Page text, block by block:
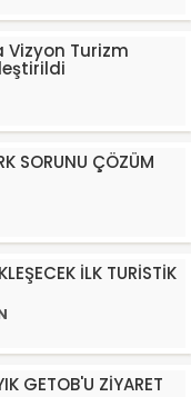
Vizyon Turizm
SORUNU ÇÖZÜM
İLK TURİSTİK
GETOB'U ZİYARET